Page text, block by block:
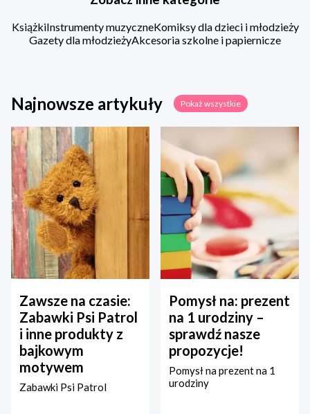
KsiążkiInstrumenty muzyczneKomiksy dla dzieci i młodzieży
Gazety dla młodzieżyAkcesoria szkolne i papiernicze
Najnowsze artykuły Pokaż wszystkie
Zawsze na czasie:
Zabawki Psi Patrol
i inne produkty z
bajkowym
motywem
Zabawki Psi Patrol
Pomysł na: prezent
na 1 urodziny –
sprawdź nasze
propozycje!
Pomysł na prezent na 1
urodziny